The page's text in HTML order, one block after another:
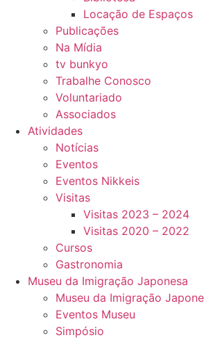
Locação de Espaços
Publicações
Na Mídia
tv bunkyo
Trabalhe Conosco
Voluntariado
Associados
Atividades
Notícias
Eventos
Eventos Nikkeis
Visitas
Visitas 2023 – 2024
Visitas 2020 – 2022
Cursos
Gastronomia
Museu da Imigração Japonesa
Museu da Imigração
Eventos Museu
Simpósio